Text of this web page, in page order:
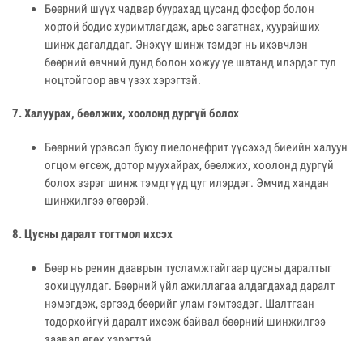
Бөөрний шүүх чадвар буурахад цусанд фосфор болон
хортой бодис хуримтлагдаж, арьс загатнах, хуурайших
шинж дагалддаг. Энэхүү шинж тэмдэг нь ихэвчлэн
бөөрний өвчний дунд болон хожуу үе шатанд илэрдэг тул
ноцтойгоор авч үзэх хэрэгтэй.
7. Халуурах, бөөлжих, хоолонд дургүй болох
Бөөрний үрэвсэл буюу пиелонефрит үүсэхэд биеийн халуун
огцом өгсөж, дотор муухайрах, бөөлжих, хоолонд дургүй
болох зэрэг шинж тэмдгүүд цуг илэрдэг. Эмчид хандан
шинжилгээ өгөөрэй.
8. Цусны даралт тогтмол ихсэх
Бөөр нь ренин дааврын тусламжтайгаар цусны даралтыг
зохицуулдаг. Бөөрний үйл ажиллагаа алдагдахад даралт
нэмэгдэж, эргээд бөөрийг улам гэмтээдэг. Шалтгаан
тодорхойгүй даралт ихсэж байвал бөөрний шинжилгээ